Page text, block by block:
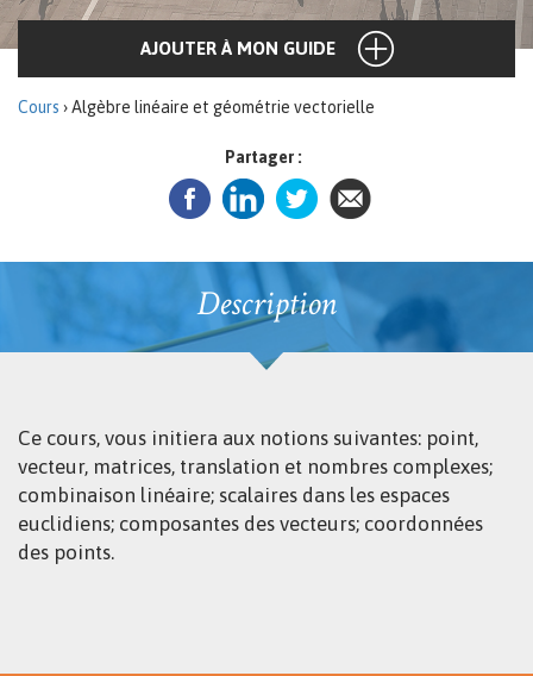
AJOUTER À MON GUIDE
Cours › Algèbre linéaire et géométrie vectorielle
Partager :
Description
Ce cours, vous initiera aux notions suivantes: point,
vecteur, matrices, translation et nombres complexes;
combinaison linéaire; scalaires dans les espaces
euclidiens; composantes des vecteurs; coordonnées
des points.